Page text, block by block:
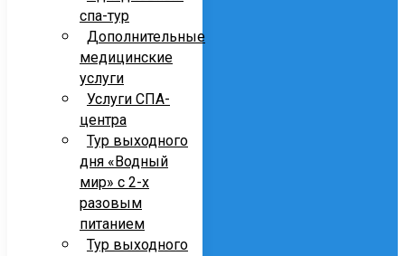
спа-тур
Дополнительные
медицинские
услуги
Услуги СПА-
центра
Тур выходного
дня «Водный
мир» с 2-х
разовым
питанием
Тур выходного